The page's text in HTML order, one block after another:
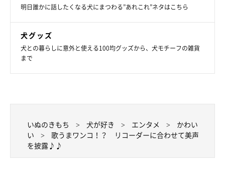
明日誰かに話したくなる犬にまつわる”あれこれ”ネタはこちら
犬グッズ
犬との暮らしに意外と使える100均グッズから、犬モチーフの雑貨
まで
いぬのきもち 犬が好き エンタメ
かわい
い
歌うまワンコ！？ リコーダーに合わせて美声
を披露♪♪